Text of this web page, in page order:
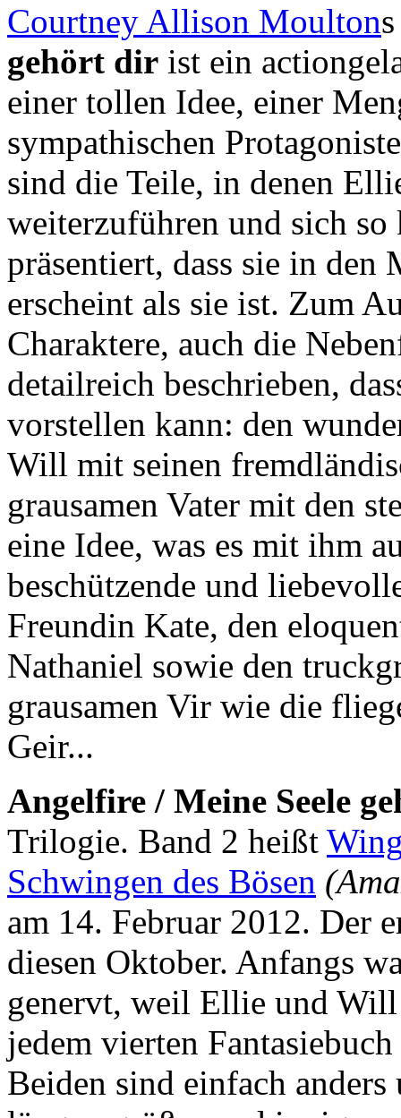
Courtney Allison Moulton
gehört dir ist ein
einer tollen Idee, einer
sympathischen
sind die Teile, in denen
weiterzuführen und sich so
präsentiert, dass sie in den
erscheint als sie ist. Zum
Charaktere, auch die
detailreich beschrieben,
vorstellen kann: den
Will mit seinen
grausamen Vater mit den
eine Idee, was es mit ihm
beschützende und
Freundin Kate, den
Nathaniel sowie den
grausamen Vir wie die
Geir...
Angelfire / Meine Seele
Trilogie. Band 2 heißt
Schwingen des Bösen
am 14. Februar 2012. Der
diesen Oktober. Anfangs
genervt, weil Ellie und
jedem vierten
Beiden sind einfach